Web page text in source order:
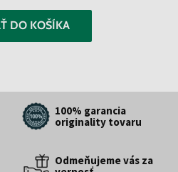
DO KOŠÍKA
100% garancia
originality tovaru
Odmeňujeme vás za